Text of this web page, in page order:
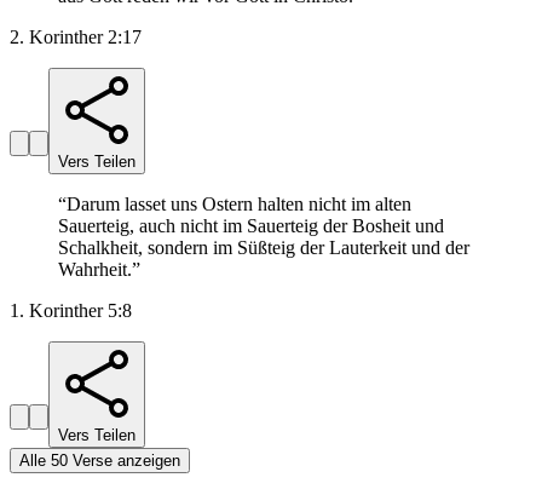
2. Korinther 2:17
Vers Teilen
“Darum lasset uns Ostern halten nicht im alten
Sauerteig, auch nicht im Sauerteig der Bosheit und
Schalkheit, sondern im Süßteig der Lauterkeit und der
Wahrheit.”
1. Korinther 5:8
Vers Teilen
Alle 50 Verse anzeigen